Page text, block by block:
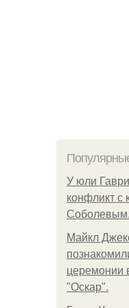
У юли
конфликт с
Соболевым.
Майкл
церемонии
"Оскар".